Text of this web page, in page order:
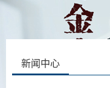
新闻中心